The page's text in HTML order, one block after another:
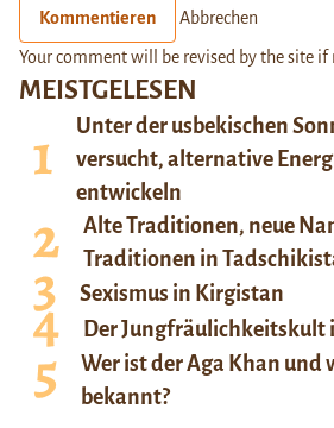
MEISTGELESEN
Unter der usbekischen
versucht, alternative
entwickeln
Alte Traditionen, neue
Traditionen in
Sexismus in Kirgistan
Der Jungfräulichkeitskult
Wer ist der Aga Khan und
bekannt?
Kommentieren Abbrechen
Your comment will be revised by the site if